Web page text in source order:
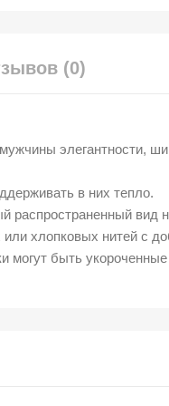
(0)
элегантности,
в них тепло.
распространенный вид
хлопковых нитей с
могут быть